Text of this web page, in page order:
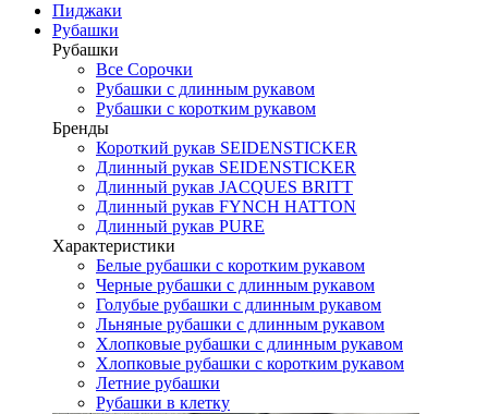
Пиджаки
Рубашки
Рубашки
Все Сорочки
Рубашки с длинным рукавом
Рубашки с коротким рукавом
Бренды
Короткий рукав SEIDENSTICKER
Длинный рукав SEIDENSTICKER
Длинный рукав JAСQUES BRITT
Длинный рукав FYNCH HATTON
Длинный рукав PURE
Характеристики
Белые рубашки с коротким рукавом
Черные рубашки с длинным рукавом
Голубые рубашки с длинным рукавом
Льняные рубашки с длинным рукавом
Хлопковые рубашки с длинным рукавом
Хлопковые рубашки с коротким рукавом
Летние рубашки
Рубашки в клетку